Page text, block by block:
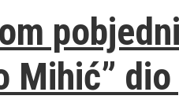
Mihić”